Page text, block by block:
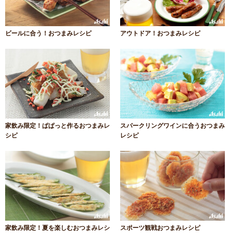
ビールに合う！おつまみレシピ アウトドア！おつまみレシピ
家飲み限定！ぱぱっと作るおつまみレ
シピ
スパークリングワインに合うおつまみ
レシピ
家飲み限定！夏を楽しむおつまみレシ
スポーツ観戦おつまみレシピ